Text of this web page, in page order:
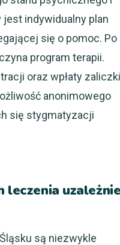
indywidualny plan
się o pomoc. Po
program terapii.
oraz wpłaty zaliczki
anonimowego
się stygmatyzacji
są niezwykle